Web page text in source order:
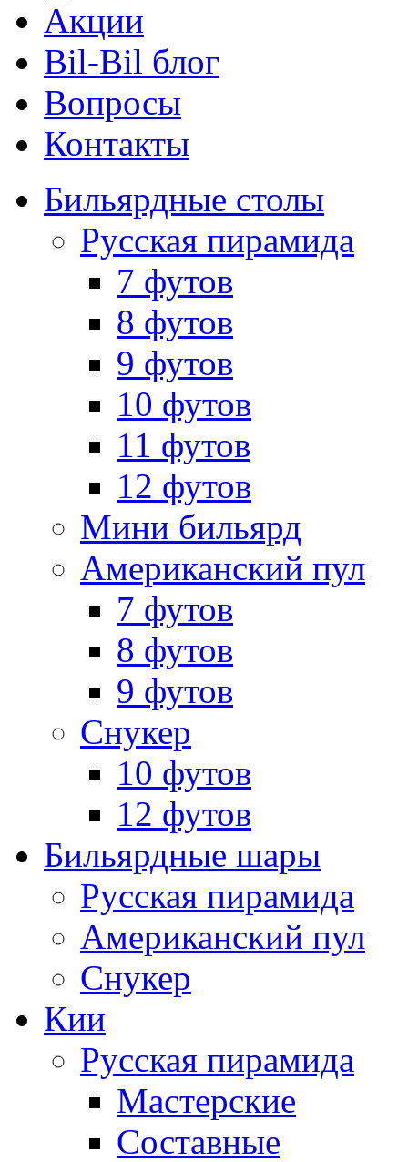
Акции
Bil-Bil блог
Вопросы
Контакты
Бильярдные столы
Русская пирамида
7 футов
8 футов
9 футов
10 футов
11 футов
12 футов
Мини бильярд
Американский пул
7 футов
8 футов
9 футов
Снукер
10 футов
12 футов
Бильярдные шары
Русская пирамида
Американский пул
Снукер
Кии
Русская пирамида
Мастерские
Составные